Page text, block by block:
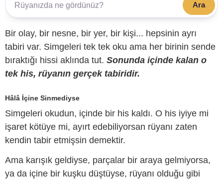
Ara
Bir olay, bir nesne, bir yer, bir kişi... hepsinin ayrı
tabiri var. Simgeleri tek tek oku ama her birinin sende
bıraktığı hissi aklında tut. Sonunda içinde kalan o
tek his, rüyanın gerçek tabiridir.
Hâlâ İçine Sinmediyse
Simgeleri okudun, içinde bir his kaldı. O his iyiye mi
işaret kötüye mi, ayırt edebiliyorsan rüyanı zaten
kendin tabir etmişsin demektir.
Ama karışık geldiyse, parçalar bir araya gelmiyorsa,
ya da içine bir kuşku düştüyse, rüyanı olduğu gibi